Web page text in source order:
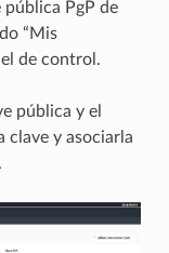
pública PgP de
“Mis
de control.
pública y el
clave y asociarla